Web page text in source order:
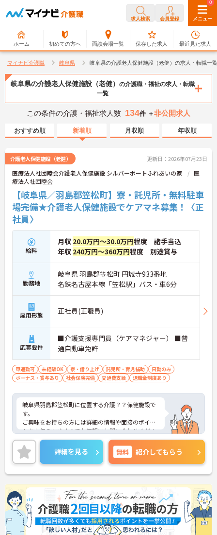
求人検索 会員登録 メニュー
ホーム 初めての方へ 面談会場一覧
0
保存した求人
0
最近見た求人
マイナビ介護職 岐阜県 岐阜県の介護老人保健施設（老健）の求人・転職一覧
岐阜県の介護老人保健施設（老健） の介護職・福祉の求人・転職
一覧
この条件の介護・福祉求人数 134件 ＋非公開求人
おすすめ順 新着順 月収順 年収順
介護老人保健施設（老健） 更新日：2026年07月23日
医療法人社団睦会介護老人保健施設 シルバーポートふれあいの家
医
療法人社団睦会
【岐阜県／羽島郡笠松町】寮・託児所・無料駐車
場完備★介護老人保健施設でケアマネ募集！〈正
社員〉
給料
月収 20.0万円～30.0万円程度 諸手当込
年収 240万円～360万円程度 別途賞与
勤務地
岐阜県 羽島郡笠松町 円城寺933番地
名鉄名古屋本線「笠松駅」バス・車6分
雇用形態 正社員(正職員)
応募要件
■介護支援専門員（ケアマネジャー） ■普
通自動車免許
車通勤可 未経験OK 寮・借り上げ 託児所・育児補助
日勤のみ
ボーナス・賞与あり
社会保険完備 交通費支給 退職金制度あり
岐阜県羽島郡笠松町に位置する介護？？保健施設で
す。
ご興味をお持ちの方には詳細の情報や面接のポイン
トをお伝えしますのでお気軽にお問い合わせくださ
いませ。
詳細を見る 無料 紹介してもらう